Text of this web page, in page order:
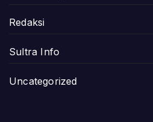
Redaksi
Sultra Info
Uncategorized